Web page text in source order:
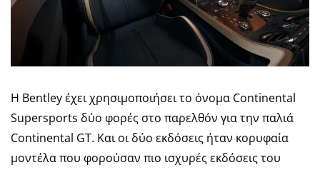
Η Bentley έχει χρησιμοποιήσει το όνομα Continental
Supersports δύο φορές στο παρελθόν για την παλιά
Continental GT. Και οι δύο εκδόσεις ήταν κορυφαία
μοντέλα που φορούσαν πιο ισχυρές εκδόσεις του